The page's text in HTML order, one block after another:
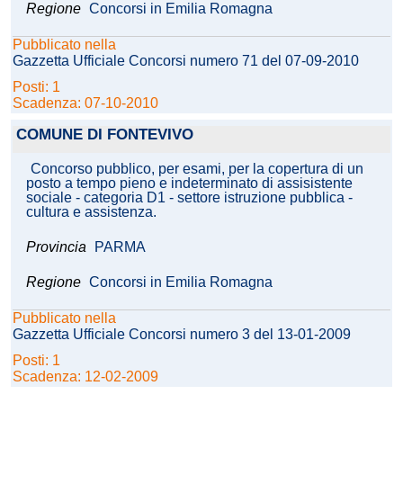
Regione Concorsi in Emilia Romagna
Pubblicato nella
Gazzetta Ufficiale Concorsi numero 71 del 07-09-2010
Posti: 1
Scadenza: 07-10-2010
COMUNE DI FONTEVIVO
Concorso pubblico, per esami, per la copertura di un
posto a tempo pieno e indeterminato di assisistente
sociale - categoria D1 - settore istruzione pubblica -
cultura e assistenza.
Provincia PARMA
Regione Concorsi in Emilia Romagna
Pubblicato nella
Gazzetta Ufficiale Concorsi numero 3 del 13-01-2009
Posti: 1
Scadenza: 12-02-2009